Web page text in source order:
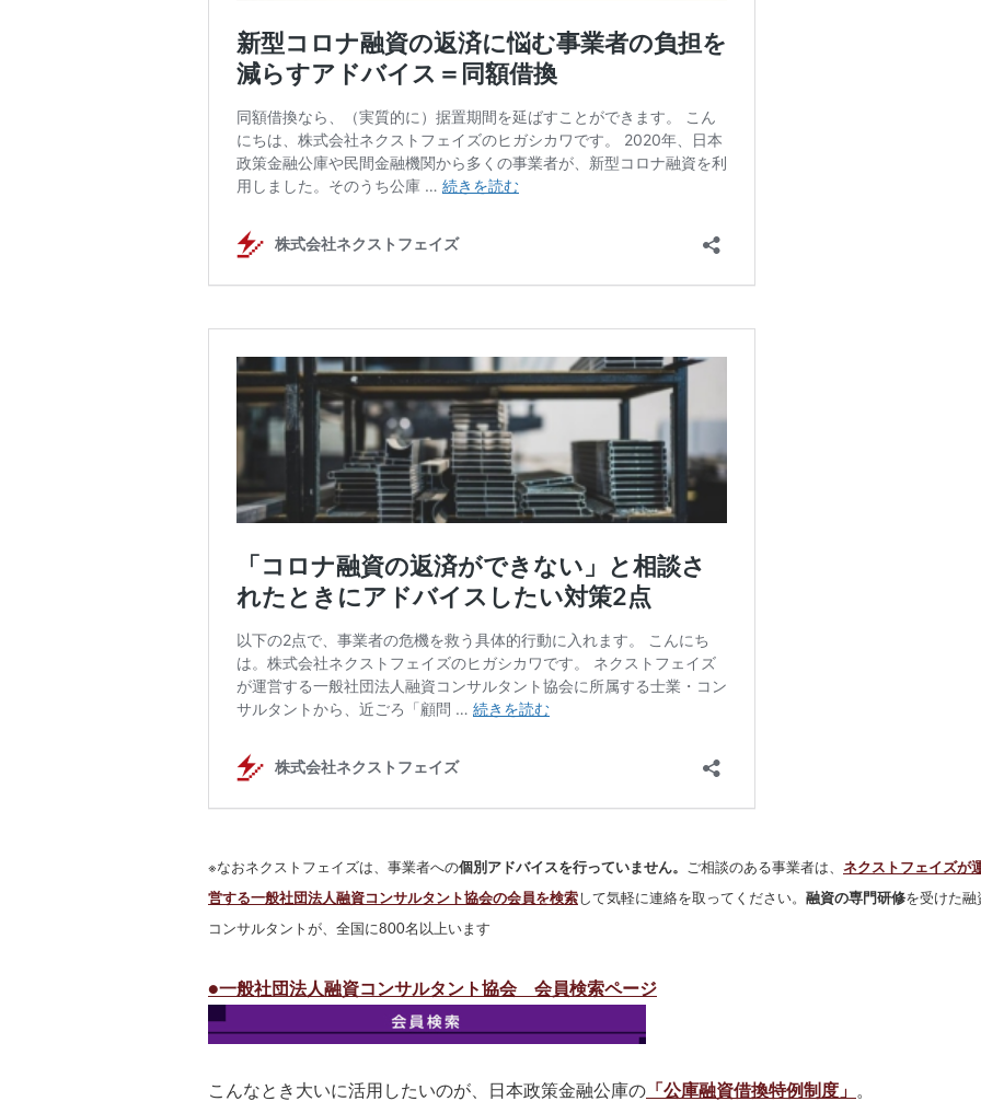
※なおネクストフェイズは、事業者への個別アドバイスを行っていません。 ご相談のある事業者は、 ネクストフェイズが
営する一般社団法人融資コンサルタント協会の会員を検索して気軽に連絡を取ってください。 融資の専門研修を受けた融
コンサルタントが、全国に800名以上います
●一般社団法人融資コンサルタント協会 会員検索ページ
こんなとき大いに活用したいのが、日本政策金融公庫の 「公庫融資借換特例制度」 。